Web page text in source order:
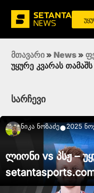
მთავარი » News »
უყურე კვარას
სარჩევი
Ნიკა Ნოზაძე●2025
ლიონი vs პსჟ –